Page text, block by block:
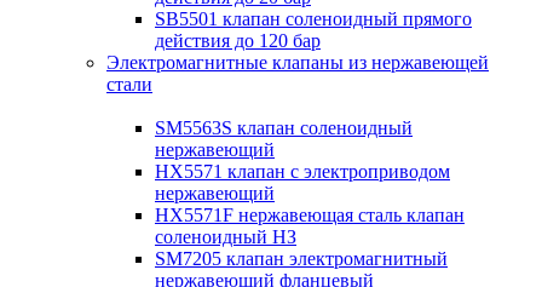
SB5501 клапан соленоидный прямого
действия до 120 бар
Электромагнитные клапаны из нержавеющей
стали
SM5563S клапан соленоидный
нержавеющий
HX5571 клапан с электроприводом
нержавеющий
HX5571F нержавеющая сталь клапан
соленоидный НЗ
SM7205 клапан электромагнитный
нержавеющий фланцевый